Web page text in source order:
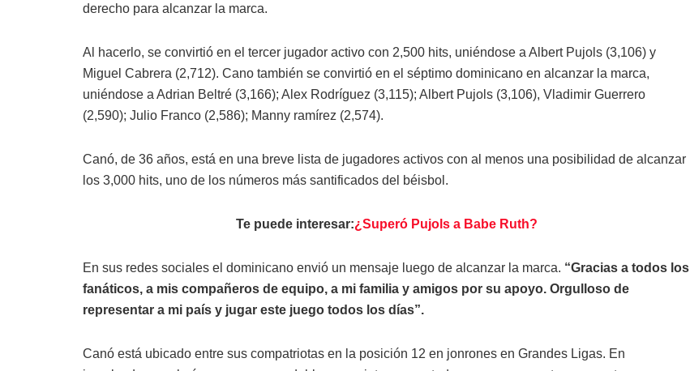
derecho para alcanzar la marca.
Al hacerlo, se convirtió en el tercer jugador activo con 2,500 hits, uniéndose a Albert Pujols (3,106) y
Miguel Cabrera (2,712). Cano también se convirtió en el séptimo dominicano en alcanzar la marca,
uniéndose a Adrian Beltré (3,166); Alex Rodríguez (3,115); Albert Pujols (3,106), Vladimir Guerrero
(2,590); Julio Franco (2,586); Manny ramírez (2,574).
Canó, de 36 años, está en una breve lista de jugadores activos con al menos una posibilidad de alcanzar
los 3,000 hits, uno de los números más santificados del béisbol.
Te puede interesar:¿Superó Pujols a Babe Ruth?
En sus redes sociales el dominicano envió un mensaje luego de alcanzar la marca. “Gracias a todos los
fanáticos, a mis compañeros de equipo, a mi familia y amigos por su apoyo. Orgulloso de
representar a mi país y jugar este juego todos los días”.
Canó está ubicado entre sus compatriotas en la posición 12 en jonrones en Grandes Ligas. En